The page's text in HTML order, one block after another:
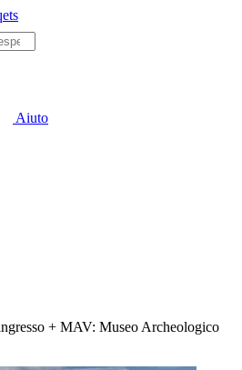
Aiuto
+ MAV: Museo Archeologico